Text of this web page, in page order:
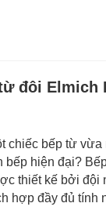
đôi Elmich
chiếc bếp từ
bếp hiện đại?
thiết kế bởi đội
hợp đầy đủ tính